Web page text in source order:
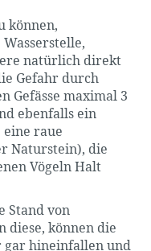
können,
natürlich direkt
Gefahr durch
Gefässe maximal 3
ebenfalls ein
eine raue
Naturstein), die
Vögeln Halt
Stand von
diese, können die
gar hineinfallen und